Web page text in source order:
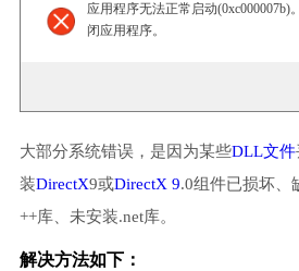
应用程序无法正常启动(0xc000007b)
闭应用程序。
大部分系统错误，是因为某些DLL文件
装DirectX9或DirectX 9.0组件已损坏、
++库、未安装.net库。
解决方法如下：